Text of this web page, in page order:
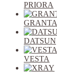
PRIORA
GRANTA
DATSUN
VESTA